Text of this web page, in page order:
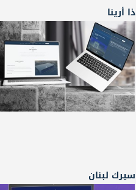
ذا أرينا
سيرك لبنان